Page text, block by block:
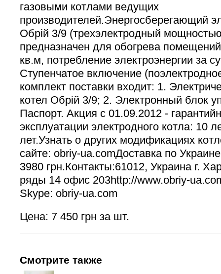
газовыми котлами ведущих
производителей.Энергосберегающий
Обрій 3/9 (трехэлектродный
предназначен для обогрева
кв.м, потребление электроэнергии за
Ступенчатое включение
комплект поставки входит: 1.
котел Обрій 3/9; 2. Электронный блок
Паспорт. Акция с 01.09.2012 -
эксплуатации электродного котла: 10
лет.Узнать о других модификациях
сайте: obriy-ua.comДоставка по
3980 грн.Контакты:61012, Украина г.
ряды 14 офис 203http://www.obriy-
Skype: obriy-ua.com
Цена: 7 450 грн за шт.
Смотрите также